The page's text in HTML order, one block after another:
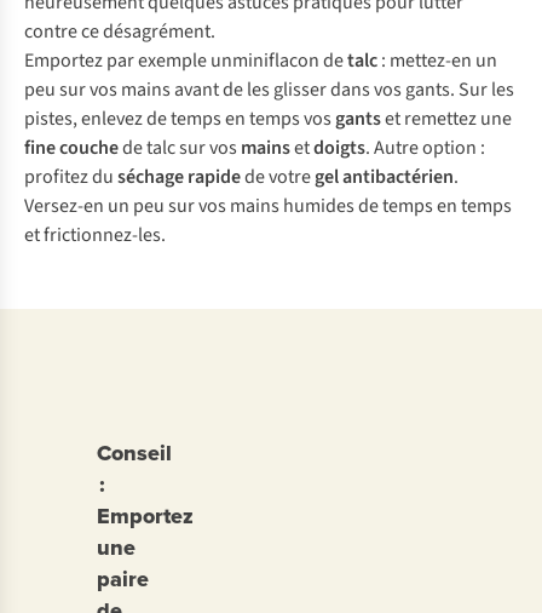
contre ce désagrément.
Emportez par exemple unminiflacon detalc: mettez-en un
peu sur vos mains avant de les glisser dans vos gants. Sur les
pistes, enlevez de temps en temps vos gantset remettez une
fine couchede talc sur vos mainsetdoigts. Autre option :
profitez duséchage rapidede votregel antibactérien.
Versez-en un peu sur vos mains humides de temps en temps
et frictionnez-les.
Conseil
:
Emportez
une
paire